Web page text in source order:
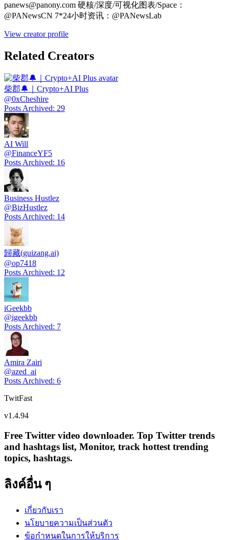
panews@panony.com 硬核/深度/可视化图表/Space：
@PANewsCN 7*24小时资讯：@PANewsLab
View creator profile
Related Creators
柴郡🔔｜Crypto+AI Plus
@0xCheshire
Posts Archived: 29
AI Will
@FinanceYF5
Posts Archived: 16
Business Hustlez
@BizHustlez
Posts Archived: 14
歸藏(guizang.ai)
@op7418
Posts Archived: 12
iGeekbb
@igeekbb
Posts Archived: 7
Amira Zairi
@azed_ai
Posts Archived: 6
TwitFast
v1.4.94
Free Twitter video downloader. Top Twitter trends
and hashtags list, Monitor, track hottest trending
topics, hashtags.
ลิงค์อื่น ๆ
เกี่ยวกับเรา
นโยบายความเป็นส่วนตัว
ข้อกำหนดในการให้บริการ